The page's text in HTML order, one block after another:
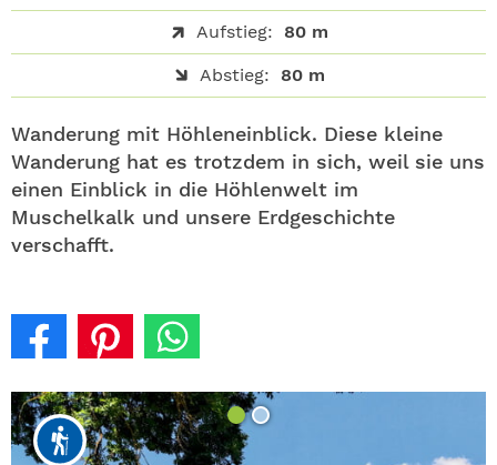
Aufstieg: 80 m
Abstieg: 80 m
Wanderung mit Höhleneinblick. Diese kleine
Wanderung hat es trotzdem in sich, weil sie uns
einen Einblick in die Höhlenwelt im
Muschelkalk und unsere Erdgeschichte
verschafft.